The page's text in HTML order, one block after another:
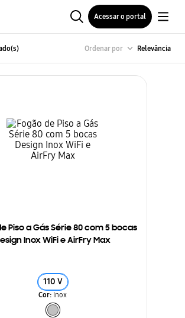
Acessar o portal
Ordenar por Relevância
Piso a Gás Série 80 com 5 bocas
Inox WiFi e AirFry Max
110 V
Cor: Inox